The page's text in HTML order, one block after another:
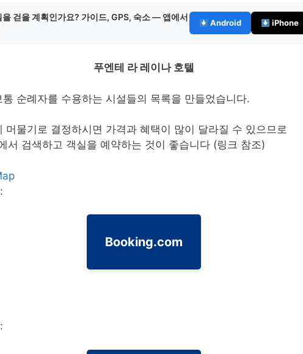
을 걷을 계획인가요? 가이드, GPS, 숙소 — 앱에서
Android iPhone
푸엔테 라 레이나 호텔
통 순례자를 수용하는 시설들의 목록을 만들었습니다.
머물기로 결정하시면 가격과 혜택이 많이 달라질 수 있으므로
서 검색하고 객실을 예약하는 것이 좋습니다 (링크 참조)
:
Booking.com
: